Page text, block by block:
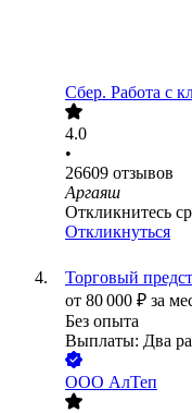
Сбер. Работа с
4.0
•
26609 отзывов
Аргаяш
Откликнитесь
Откликнуться
Торговый
от 80 000 ₽ за
Без опыта
Выплаты: Два
ООО АлТеп